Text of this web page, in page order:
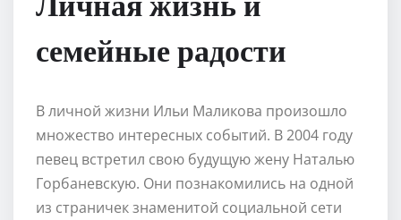
семейные радости
В личной жизни Ильи Маликова произошло
множество интересных событий. В 2004 году
певец встретил свою будущую жену Наталью
Горбаневскую. Они познакомились на одной
из страничек знаменитой социальной сети